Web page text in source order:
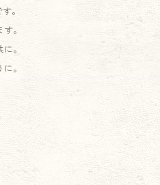
。
。
。
。